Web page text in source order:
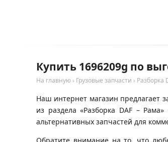
Купить 1696209g по
На главную › Грузовые запчасти › Разборка
Наш интернет магазин предлагает
из раздела «Разборка DAF –
альтернативных запчастей для